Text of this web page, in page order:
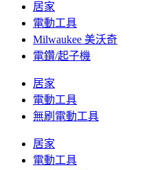
居家
電動工具
Milwaukee 美沃奇
電鑽/起子機
居家
電動工具
無刷電動工具
居家
電動工具